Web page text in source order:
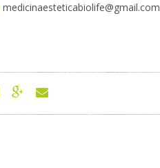
medicinaesteticabiolife@gmail.com